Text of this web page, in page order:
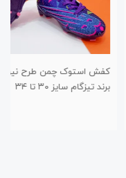
استوک چمن طرح نیوبالانس
سایز ۳۰ تا ۳۴